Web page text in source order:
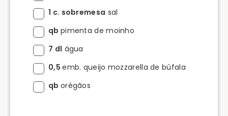
1 c. sobremesa sal
qb pimenta de moinho
7 dl água
0,5emb. queijo mozzarella de búfala
qb orégãos